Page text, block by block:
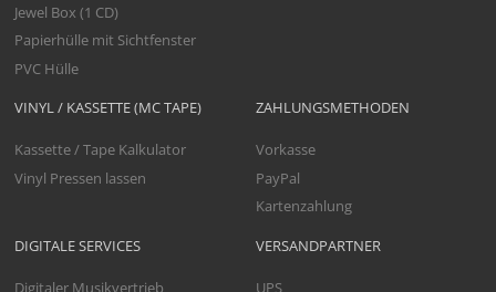
VINYL / KASSETTE (MC TAPE)
Kassette / Tape Kalkulator
Vinyl Pressen lassen
DIGITALE SERVICES
Digitaler Musikvertrieb
Jewel Box (1 CD)
Papierhülle mit Sichtfenster
PVC Hülle
ZAHLUNGSMETHODEN
Vorkasse
PayPal
Kartenzahlung
VERSANDPARTNER
UPS